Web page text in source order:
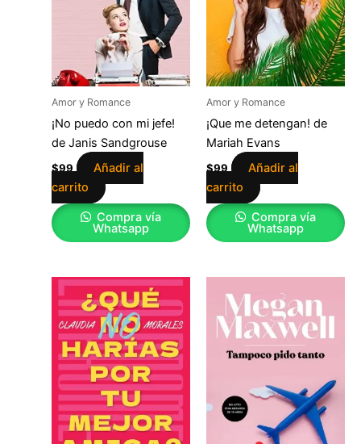
Amor y Romance
¡No puedo con mi jefe!
de Janis Sandgrouse
$99
Añadir al
carrito
Compra vía
Whatsapp
Amor y Romance
¡Que me detengan! de
Mariah Evans
$99
Añadir al
carrito
Compra vía
Whatsapp